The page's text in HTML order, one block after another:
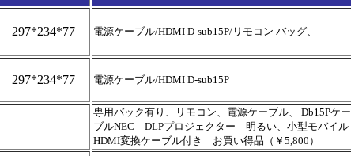
297*234*77 電源ケーブル/HDMI D-sub15P/リモコン バッグ、
297*234*77 電源ケーブル/HDMI D-sub15P
専用バック有り、リモコン、電源ケーブル、 Db15Pケー
ブルNEC DLPプロジェクター 明るい、小型モバイル
HDMI変換ケーブル付き お買い得品（￥5,800）